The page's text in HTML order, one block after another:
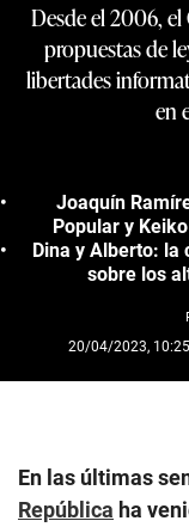
Desde el 2006,
propuestas de
libertades
en
Joaquín
Popular y
Dina y Alberto: la
sobre los
20/04/2023,
En las últimas
República ha